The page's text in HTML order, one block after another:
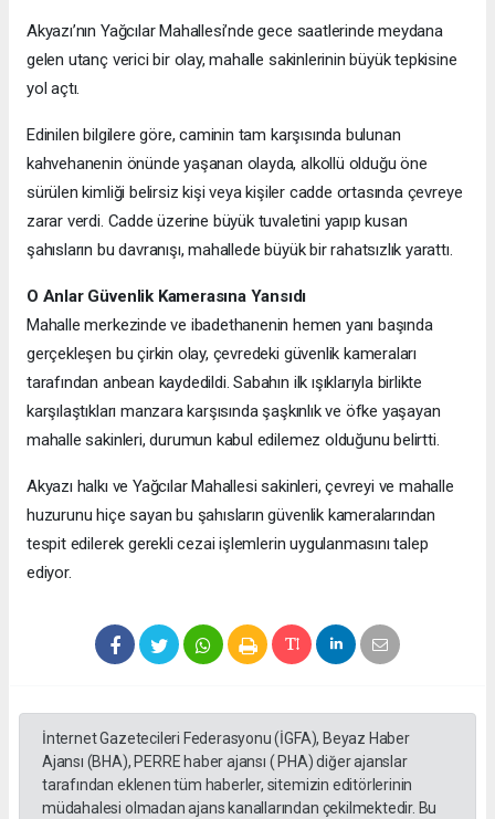
Akyazı’nın Yağcılar Mahallesi’nde gece saatlerinde meydana
gelen utanç verici bir olay, mahalle sakinlerinin büyük tepkisine
yol açtı.
Edinilen bilgilere göre, caminin tam karşısında bulunan
kahvehanenin önünde yaşanan olayda, alkollü olduğu öne
sürülen kimliği belirsiz kişi veya kişiler cadde ortasında çevreye
zarar verdi. Cadde üzerine büyük tuvaletini yapıp kusan
şahısların bu davranışı, mahallede büyük bir rahatsızlık yarattı.
O Anlar Güvenlik Kamerasına Yansıdı
Mahalle merkezinde ve ibadethanenin hemen yanı başında
gerçekleşen bu çirkin olay, çevredeki güvenlik kameraları
tarafından anbean kaydedildi. Sabahın ilk ışıklarıyla birlikte
karşılaştıkları manzara karşısında şaşkınlık ve öfke yaşayan
mahalle sakinleri, durumun kabul edilemez olduğunu belirtti.
Akyazı halkı ve Yağcılar Mahallesi sakinleri, çevreyi ve mahalle
huzurunu hiçe sayan bu şahısların güvenlik kameralarından
tespit edilerek gerekli cezai işlemlerin uygulanmasını talep
ediyor.
İnternet Gazetecileri Federasyonu (İGFA), Beyaz Haber
Ajansı (BHA), PERRE haber ajansı ( PHA) diğer ajanslar
tarafından eklenen tüm haberler, sitemizin editörlerinin
müdahalesi olmadan ajans kanallarından çekilmektedir. Bu